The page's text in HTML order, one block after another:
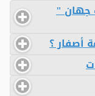
جهان "